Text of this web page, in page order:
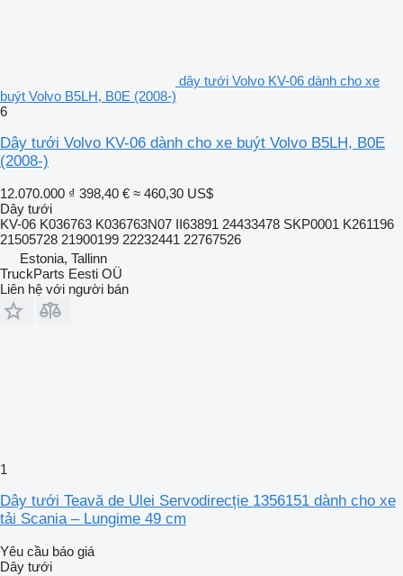
dây tưới Volvo KV-06 dành cho xe
buýt Volvo B5LH, B0E (2008-)
6
Dây tưới Volvo KV-06 dành cho xe buýt Volvo B5LH, B0E
(2008-)
12.070.000 ₫ 398,40 € ≈ 460,30 US$
Dây tưới
KV-06 K036763 K036763N07 II63891 24433478 SKP0001 K261196
21505728 21900199 22232441 22767526
Estonia, Tallinn
TruckParts Eesti OÜ
Liên hệ với người bán
1
Dây tưới Teavă de Ulei Servodirecție 1356151 dành cho xe
tải Scania – Lungime 49 cm
Yêu cầu báo giá
Dây tưới